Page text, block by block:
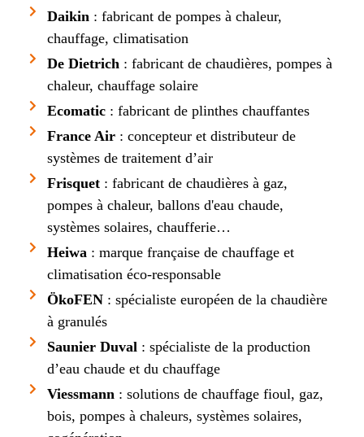
Daikin : fabricant de pompes à chaleur,
chauffage, climatisation
De Dietrich : fabricant de chaudières, pompes à
chaleur, chauffage solaire
Ecomatic : fabricant de plinthes chauffantes
France Air : concepteur et distributeur de
systèmes de traitement d’air
Frisquet : fabricant de chaudières à gaz,
pompes à chaleur, ballons d'eau chaude,
systèmes solaires, chaufferie…
Heiwa : marque française de chauffage et
climatisation éco-responsable
ÖkoFEN : spécialiste européen de la chaudière
à granulés
Saunier Duval : spécialiste de la production
d’eau chaude et du chauffage
Viessmann : solutions de chauffage fioul, gaz,
bois, pompes à chaleurs, systèmes solaires,